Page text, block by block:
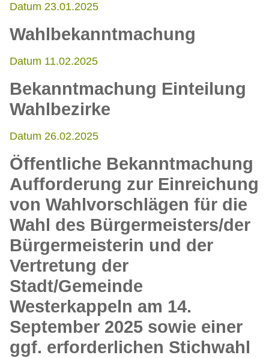
Datum 23.01.2025
Wahlbekanntmachung
Datum 11.02.2025
Bekanntmachung Einteilung
Wahlbezirke
Datum 26.02.2025
Öffentliche Bekanntmachung
Aufforderung zur Einreichung
von Wahlvorschlägen für die
Wahl des Bürgermeisters/der
Bürgermeisterin und der
Vertretung der
Stadt/Gemeinde
Westerkappeln am 14.
September 2025 sowie einer
ggf. erforderlichen Stichwahl